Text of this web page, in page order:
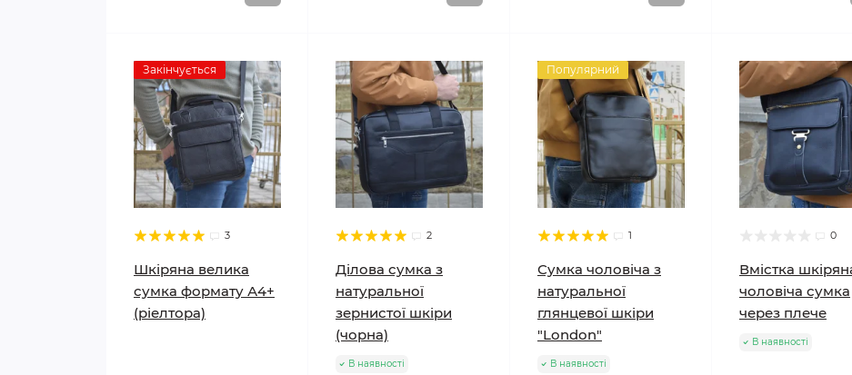
Закінчується
3
Шкіряна велика
сумка формату А4+
(ріелтора)
2
Ділова сумка з
натуральної
зернистої шкіри
(чорна)
В наявності
Популярний
1
Сумка чоловіча з
натуральної
глянцевої шкіри
"London"
В наявності
0
Вмістка
чоловіча сумка
через плече
В наявності